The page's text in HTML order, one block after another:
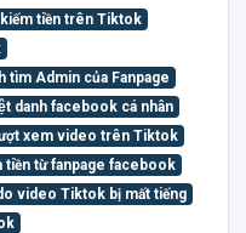
tiền trên Tiktok
tìm Admin của Fanpage
danh facebook cá nhân
xem video trên Tiktok
tiền từ fanpage facebook
video Tiktok bị mất tiếng